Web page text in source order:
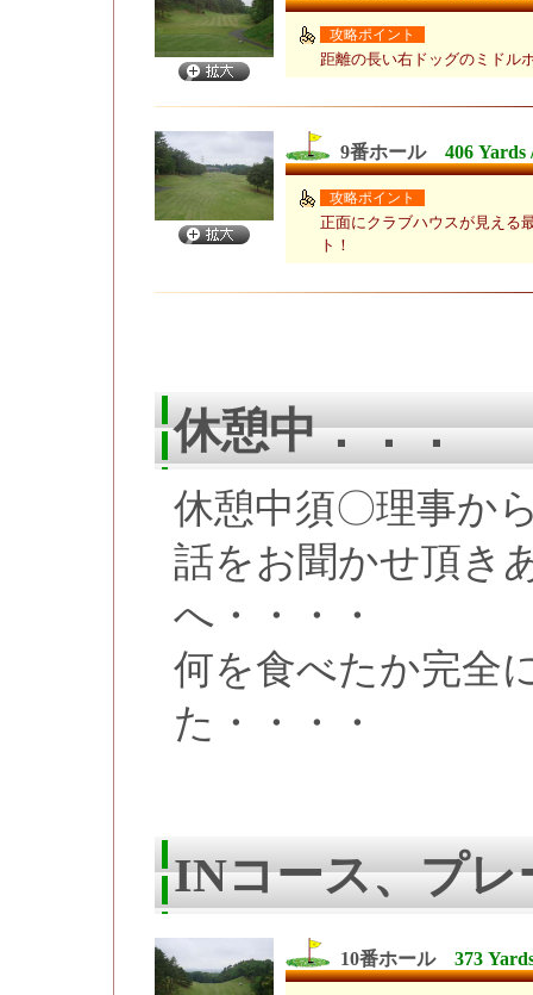
攻略ポイント
距離の長い右ドッグのミドル
9番ホール 406 Yards
攻略ポイント
正面にクラブハウスが見える
ト！
休憩中．．．
休憩中須〇理事か
話をお聞かせ頂き
へ・・・・
何を食べたか完全
た・・・・
INコース、プレ
10番ホール 373